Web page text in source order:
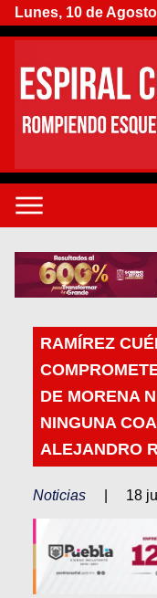
Lunes, 10 de
RAMÍREZ
DE MORENA
NINGUNA
ALEJANDRO
Noticias 18